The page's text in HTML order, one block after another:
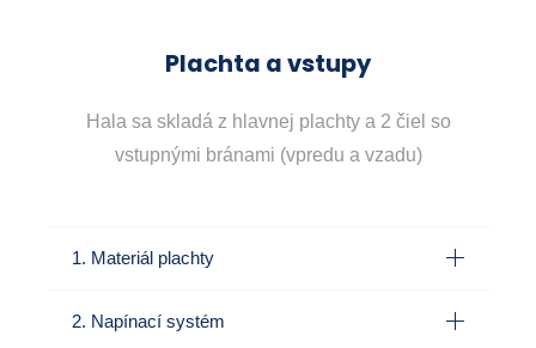
Plachta a vstupy
Hala sa skladá z hlavnej plachty a 2 čiel so
vstupnými bránami (vpredu a vzadu)
1. Materiál plachty
2. Napínací systém